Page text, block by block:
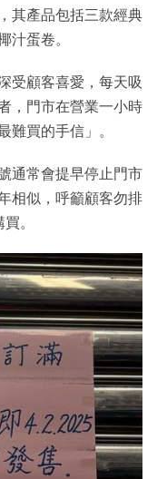
其產品包括三款經典
汁蛋卷。
受顧客喜愛，每天吸
，門市在營業一小時
難買的手信」。
通常會提早停止門市
相似，呼籲顧客勿排
。